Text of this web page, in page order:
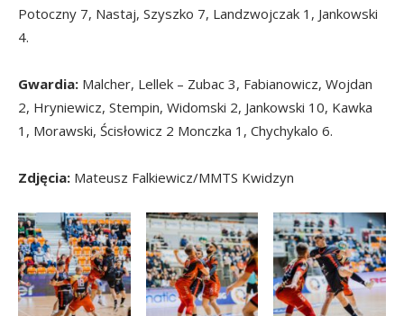
Potoczny 7, Nastaj, Szyszko 7, Landzwojczak 1, Jankowski
4.
Gwardia: Malcher, Lellek – Zubac 3, Fabianowicz, Wojdan
2, Hryniewicz, Stempin, Widomski 2, Jankowski 10, Kawka
1, Morawski, Ścisłowicz 2 Monczka 1, Chychykalo 6.
Zdjęcia: Mateusz Falkiewicz/MMTS Kwidzyn